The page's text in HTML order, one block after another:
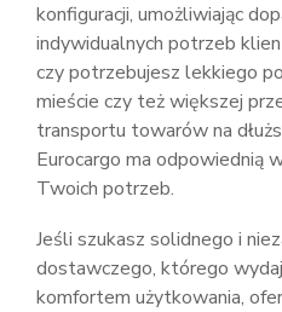
konfiguracji, umożliwiając
indywidualnych potrzeb
czy potrzebujesz lekkiego
mieście czy też większej
transportu towarów na
Eurocargo ma odpowiednią
Twoich potrzeb.
Jeśli szukasz solidnego i
dostawczego, którego
komfortem użytkowania,